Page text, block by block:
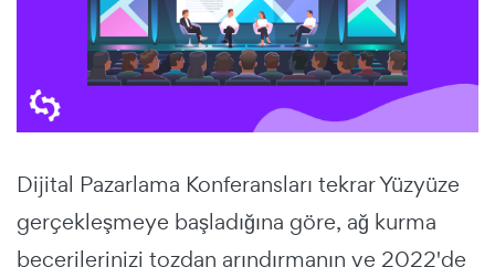
Dijital Pazarlama Konferansları tekrar Yüzyüze
gerçekleşmeye başladığına göre, ağ kurma
becerilerinizi tozdan arındırmanın ve 2022'de